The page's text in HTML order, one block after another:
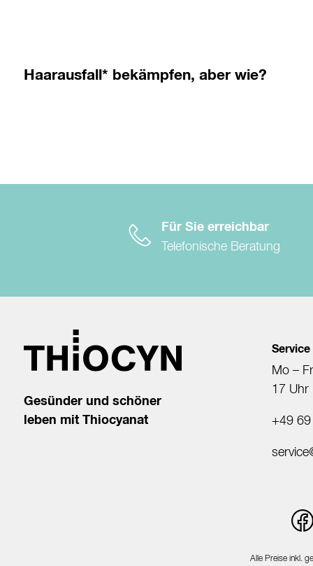
Haarausfall* bekämpfen, aber wie?
Für Sie erreichbar
Telefonische Beratung
Gesünder und schöner
leben mit Thiocyanat
Mo –
17 Uhr
+49
Alle Preise inkl.